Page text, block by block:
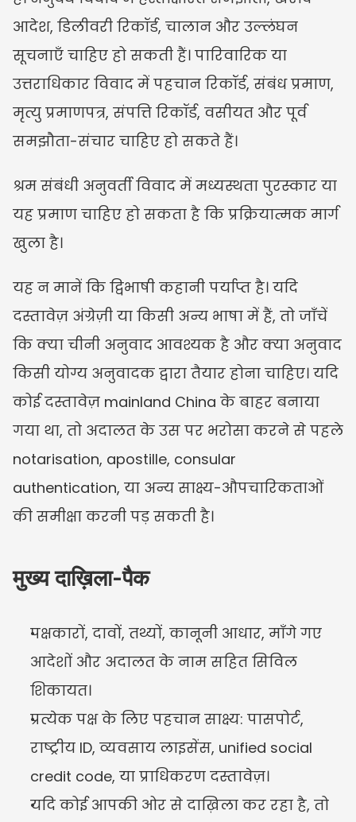
आदेश, डिलीवरी रिकॉर्ड, चालान और उल्लंघन
सूचनाएँ चाहिए हो सकती हैं। पारिवारिक या
उत्तराधिकार विवाद में पहचान रिकॉर्ड, संबंध प्रमाण,
मृत्यु प्रमाणपत्र, संपत्ति रिकॉर्ड, वसीयत और पूर्व
समझौता-संचार चाहिए हो सकते हैं।
श्रम संबंधी अनुवर्ती विवाद में मध्यस्थता पुरस्कार या
यह प्रमाण चाहिए हो सकता है कि प्रक्रियात्मक मार्ग
खुला है।
यह न मानें कि द्विभाषी कहानी पर्याप्त है। यदि
दस्तावेज़ अंग्रेज़ी या किसी अन्य भाषा में हैं, तो जाँचें
कि क्या चीनी अनुवाद आवश्यक है और क्या अनुवाद
किसी योग्य अनुवादक द्वारा तैयार होना चाहिए। यदि
कोई दस्तावेज़ mainland China के बाहर बनाया
गया था, तो अदालत के उस पर भरोसा करने से पहले
notarisation, apostille, consular
authentication, या अन्य साक्ष्य-औपचारिकताओं
की समीक्षा करनी पड़ सकती है।
मुख्य दाख़िला-पैक
पक्षकारों, दावों, तथ्यों, कानूनी आधार, माँगे गए
आदेशों और अदालत के नाम सहित सिविल
शिकायत।
प्रत्येक पक्ष के लिए पहचान साक्ष्य: पासपोर्ट,
राष्ट्रीय ID, व्यवसाय लाइसेंस, unified social
credit code, या प्राधिकरण दस्तावेज़।
यदि कोई आपकी ओर से दाख़िला कर रहा है, तो